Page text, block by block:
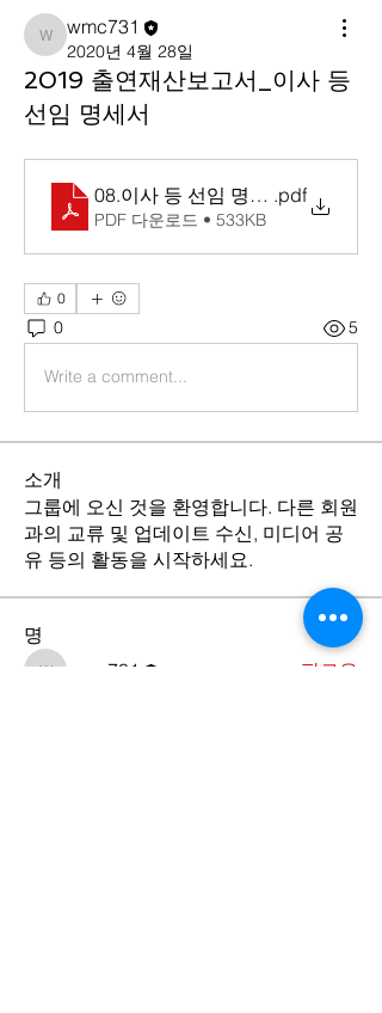
wmc731
wmc731
2020년 4월 28일
2019 출연재산보고서_이사 등
선임 명세서
08.이사 등 선임 명세서.pdf
PDF 다운로드 • 533KB
0
0 5
Write a comment...
소개
그룹에 오신 것을 환영합니다. 다른 회원
과의 교류 및 업데이트 수신, 미디어 공
유 등의 활동을 시작하세요.
명
wmc731
팔로우